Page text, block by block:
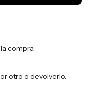
compra.
otro o devolverlo.